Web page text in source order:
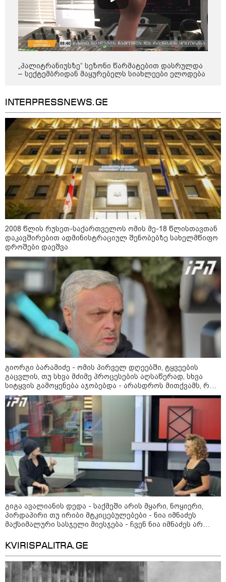
13:24 / 07-08-2026
"საქართველოსთვის თქვენზე ნაკლები
მებრძოლის დედა ვატირე!" - რას ამბობს
გიორგი ბარამიძე პროკურატურის
განცხადების შემდეგ
19:05 / 07-08-2026
"2008 წელს საქართველო
გადავარჩინეთ - აი, 2012 წლის
"გამარჯვება" ვინც იზეიმეთ,
ისტორიული კატასტროფა და
რაც რუსმა ჯარით ვერ აიღო,
შიდა ღალატით გაინაღდა" -
მიხეილ სააკაშვილი
14:20 / 07-08-2026
"ჩემი აზრით, ენამ გაუსწრო
აზრს და არ არის ეს კარგი,
თუმცა თუ რაიმეში არ მეპარება
ეჭვი, გიორგი ბარამიძის
პატრიოტიზმია" - ნიკა გვარამია
13:42 / 07-08-2026
"საქართველო მშვიდი ქვეყანაა,
სტუმართმოყვარე ხალხი ვართ
და ყველას შეუძლია ჩამოვიდეს,
არავინ შეზღუდული არაა" - კახა
13:27 / 07-08-2026
"სტუმართმოყვარე ხალხი ვართ
- რუსს, ყაზახს, უკრაინელს,
შვეიცარიელს, იტალიელს,
ამერიკელს, შეუძლია
ჩამოვიდეს, დახარჯოს ფული...
არავინ შეზღუდული არაა" -
კალაძე
კატეგორიის ყველა სიახლე
„პალიტრანიუსზე“ სეზონი წარმატებით დასრულდა
– სექტემბრიდან მაყურებელს სიახლეები ელოდება
INTERPRESSNEWS.GE
2008 წლის რუსეთ-საქართველოს ომის მე-18 წლისთავთან
დაკავშირებით ადმინისტრაციულ შენობებზე სახელმწიფო
დროშები დაეშვა
გიორგი ბარამიძე - ომის პირველ დღეებში, ტყვეების
გაცვლის, თუ სხვა მძიმე პროცესების აღსაწერად, სხვა
სიტყვის გამოყენება აჯობებდა - არასდროს მითქვამს, რომ
ჩვენები ხელებაწეულს ან დატყვევებულს "ხვრეტდნენ", ეგ
არასდროს მინახავს და არც რაიმე ფაქტი ვიცი
გიგა ავალიანის დედა - საქმეში არის მყარი, ნოყიერი,
პირდაპირი თუ ირიბი მტკიცებულებები - ნია იმნაძეს
მაქსიმალური სასჯელი მიესჯება - ჩვენ ნია იმნაძეს არ
დაკვეთაა, ჩვენ ვამბობთ, წაქეზებას, მანიპულირებას
KVIRISPALITRA.GE